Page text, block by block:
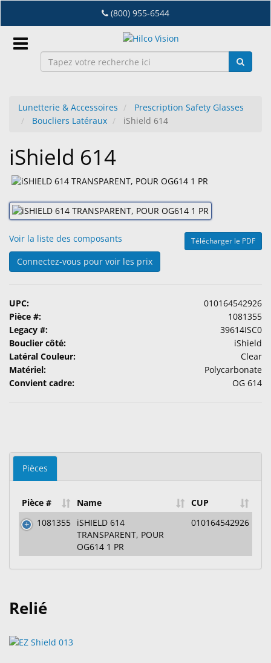
au
contenu
principal
(800) 955-6544
Connexion
FR
Dry
Eye
&
Distribution
Lunetterie
&
Produits
d'Entretien
de
Lentilles
Pharmaceutiques
Ophtalmiques
Chirurgical
Produits
Personalisés
Lunetterie & Accessoires
Prescription Safety Glasses
Boucliers Latéraux
iShield 614
iShield 614
Voir la liste des composants Télécharger le PDF
Connectez-vous pour voir les prix
UPC:
010164542926
Pièce #:
1081355
Legacy #:
39614ISC0
Bouclier côté:
iShield
Latéral Couleur:
Clear
Matériel:
Polycarbonate
Convient cadre:
OG 614
Pièces
Pièce # Name
CUP
1081355 iSHIELD 614
TRANSPARENT, POUR
OG614 1 PR
010164542926
Relié